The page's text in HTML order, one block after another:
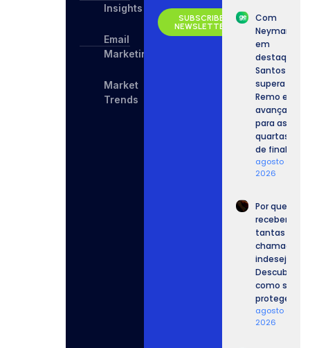
Insights
Email
Marketing
Market
Trends
SUBSCRIBE
NEWSLETTER
Com
Neymar
em
destaque,
Santos
supera o
Remo e
avança
para as
quartas
de final.
agosto 6,
2026
Por que
recebemos
tantas
chamadas
Descubra
como se
proteger.
agosto 6,
2026